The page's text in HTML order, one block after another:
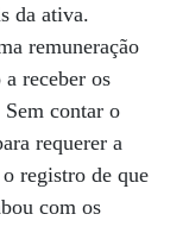
da ativa.
remuneração
receber os
Sem contar o
requerer a
registro de que
com os